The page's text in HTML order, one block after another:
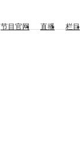
节目官网 直播 栏目